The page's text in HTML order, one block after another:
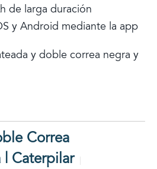
de larga duración
y Android mediante la app
y doble correa negra y
Correa
Caterpilar